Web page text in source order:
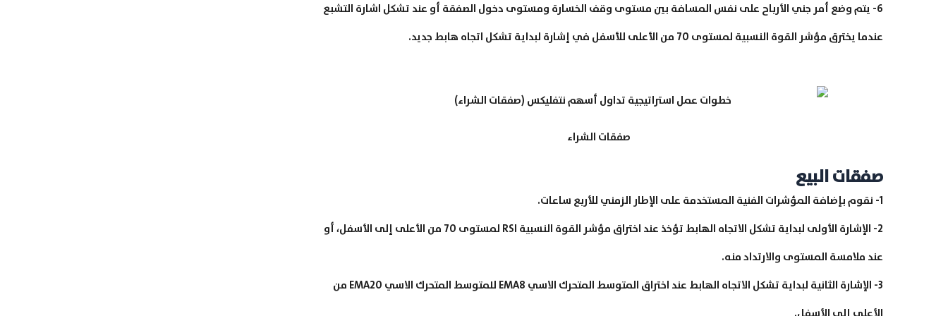
6- يتم وضع أمر جني الأرباح على نفس المسافة بين مستوى وقف الخسارة ومستوى دخول الصفقة أو عند تشكل اشارة التشبع
عندما يخترق مؤشر القوة النسبية لمستوى 70 من الأعلى للأسفل في إشارة لبداية تشكل اتجاه هابط جديد.
صفقات الشراء
صفقات البيع
1- نقوم بإضافة المؤشرات الفنية المستخدمة على الإطار الزمني للأربع ساعات.
2- الإشارة الأولى لبداية تشكل الاتجاه الهابط تؤخذ عند اختراق مؤشر القوة النسبية RSI لمستوى 70 من الأعلى إلى الأسفل، أو
عند ملامسة المستوى والارتداد منه.
3- الإشارة الثانية لبداية تشكل الاتجاه الهابط عند اختراق المتوسط المتحرك الاسي EMA8 للمتوسط المتحرك الاسي EMA20 من